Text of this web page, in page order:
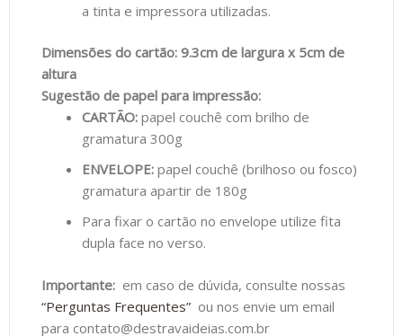
a tinta e impressora utilizadas.
Dimensões do cartão: 9.3cm de largura x 5cm de
altura
Sugestão de papel para impressão:
CARTÃO: papel couchê com brilho de
gramatura 300g
ENVELOPE: papel couchê (brilhoso ou fosco)
gramatura apartir de 180g
Para fixar o cartão no envelope utilize fita
dupla face no verso.
Importante: em caso de dúvida, consulte nossas
“Perguntas Frequentes” ou nos envie um email
para contato@destravaideias.com.br